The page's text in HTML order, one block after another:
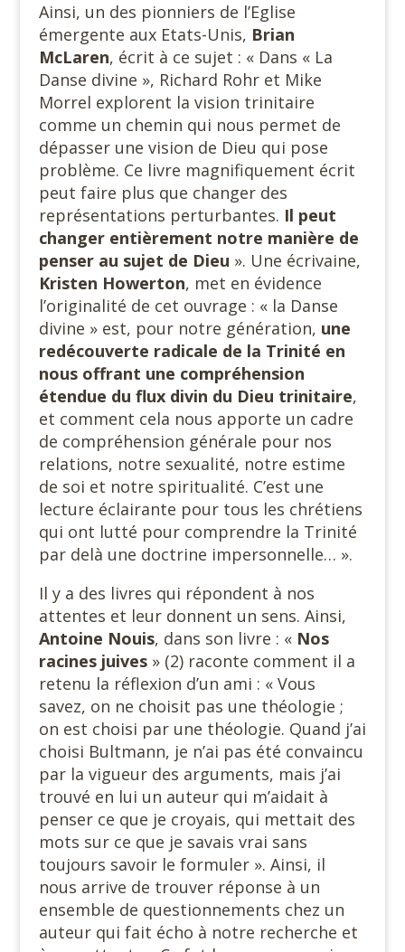
Ainsi, un des pionniers de l’Eglise
émergente aux Etats-Unis, Brian
McLaren, écrit à ce sujet : « Dans « La
Danse divine », Richard Rohr et Mike
Morrel explorent la vision trinitaire
comme un chemin qui nous permet de
dépasser une vision de Dieu qui pose
problème. Ce livre magnifiquement écrit
peut faire plus que changer des
représentations perturbantes. Il peut
changer entièrement notre manière de
penser au sujet de Dieu ». Une écrivaine,
Kristen Howerton, met en évidence
l’originalité de cet ouvrage : « la Danse
divine » est, pour notre génération, une
redécouverte radicale de la Trinité en
nous offrant une compréhension
étendue du flux divin du Dieu trinitaire,
et comment cela nous apporte un cadre
de compréhension générale pour nos
relations, notre sexualité, notre estime
de soi et notre spiritualité. C’est une
lecture éclairante pour tous les chrétiens
qui ont lutté pour comprendre la Trinité
par delà une doctrine impersonnelle… ».
Il y a des livres qui répondent à nos
attentes et leur donnent un sens. Ainsi,
Antoine Nouis, dans son livre : « Nos
racines juives » (2) raconte comment il a
retenu la réflexion d’un ami : « Vous
savez, on ne choisit pas une théologie ;
on est choisi par une théologie. Quand j’ai
choisi Bultmann, je n’ai pas été convaincu
par la vigueur des arguments, mais j’ai
trouvé en lui un auteur qui m’aidait à
penser ce que je croyais, qui mettait des
mots sur ce que je savais vrai sans
toujours savoir le formuler ». Ainsi, il
nous arrive de trouver réponse à un
ensemble de questionnements chez un
auteur qui fait écho à notre recherche et